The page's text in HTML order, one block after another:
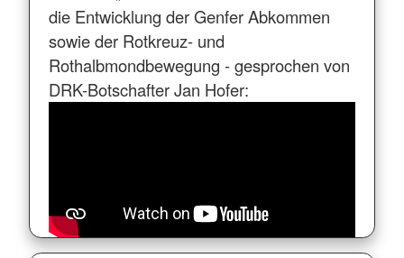
die Entwicklung der Genfer Abkommen
sowie der Rotkreuz- und
Rothalbmondbewegung - gesprochen von
DRK-Botschafter Jan Hofer: